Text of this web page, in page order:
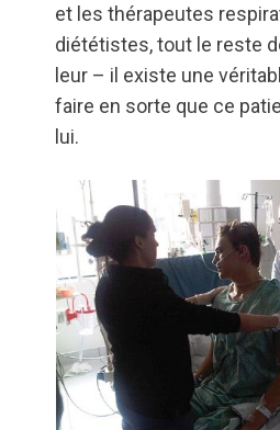
et les thérapeutes
diététistes, tout le reste
leur – il existe une
faire en sorte que ce
lui.